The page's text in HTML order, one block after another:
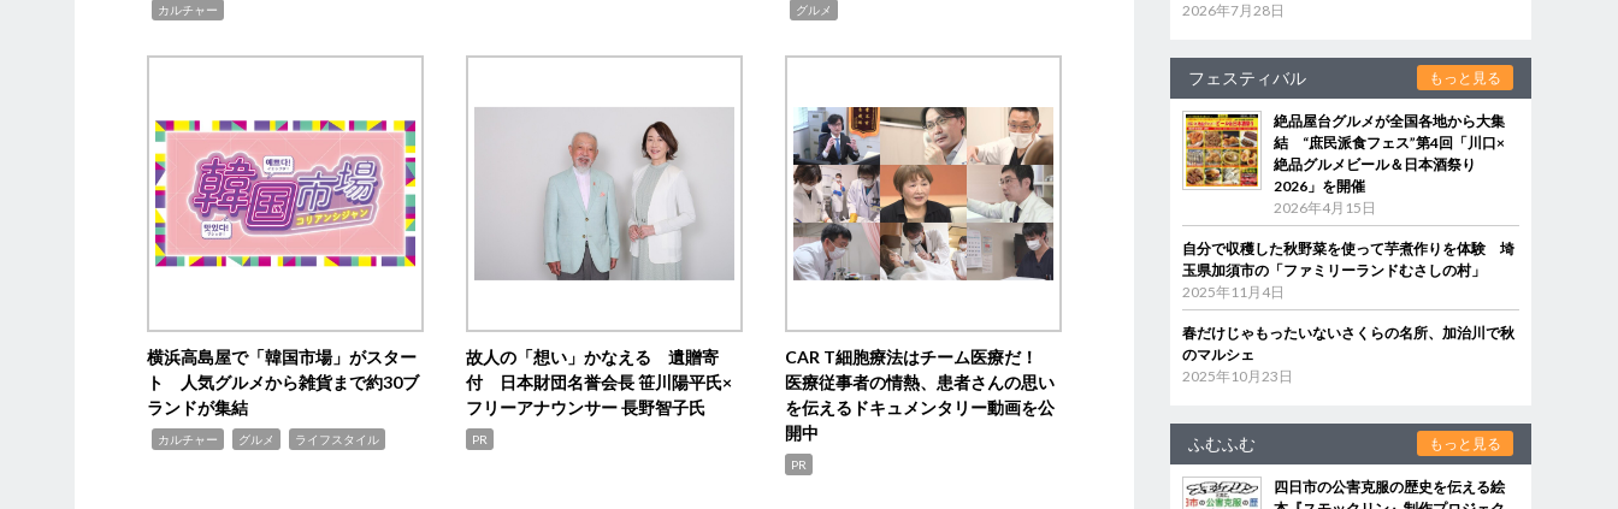
カルチャー グルメ
横浜高島屋で「韓国市場」がスター
ト 人気グルメから雑貨まで約30ブ
ランドが集結
カルチャー グルメ ライフスタイル
故人の「想い」かなえる 遺贈寄
付 日本財団名誉会長 笹川陽平氏×
フリーアナウンサー 長野智子氏
PR
CAR T細胞療法はチーム医療だ！
医療従事者の情熱、患者さんの思い
を伝えるドキュメンタリー動画を公
開中
PR
2026年7月28日
フェスティバル もっと見る
絶品屋台グルメが全国各地から大集
結 “庶民派食フェス”第4回「川口×
絶品グルメビール＆日本酒祭り
2026」を開催
2026年4月15日
自分で収穫した秋野菜を使って芋煮作りを体験 埼
玉県加須市の「ファミリーランドむさしの村」
2025年11月4日
春だけじゃもったいないさくらの名所、加治川で秋
のマルシェ
2025年10月23日
ふむふむ もっと見る
四日市の公害克服の歴史を伝える絵